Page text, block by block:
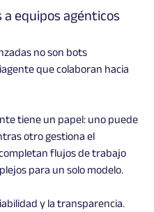
a equipos agénticos
no son bots
que colaboran hacia
tiene un papel: uno puede
otro gestiona el
flujos de trabajo
para un solo modelo.
y la transparencia.